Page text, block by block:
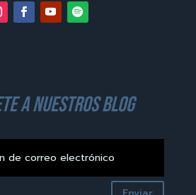
a nuestros blog